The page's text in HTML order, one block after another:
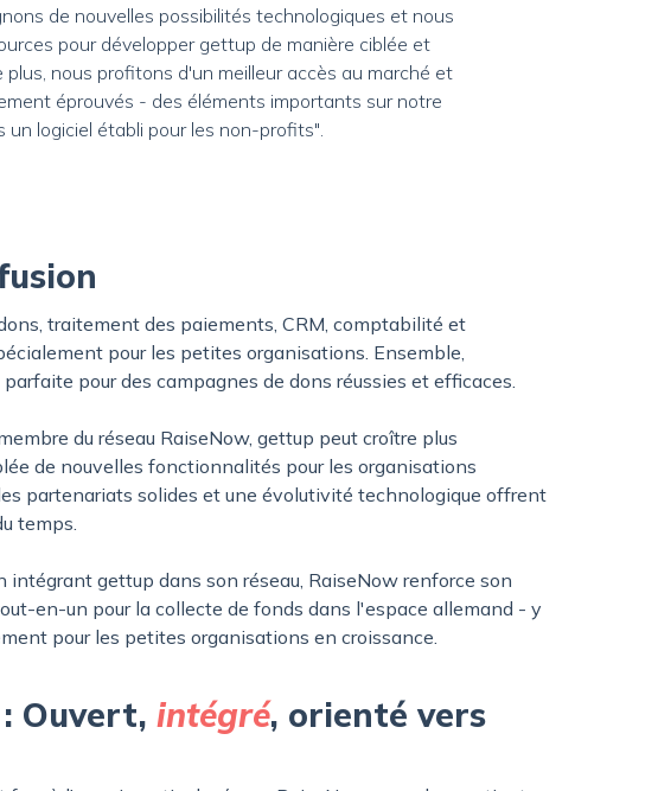
de nouvelles possibilités technologiques et nous
pour développer gettup de manière ciblée et
plus, nous profitons d'un meilleur accès au marché et
éprouvés - des éléments importants sur notre
un logiciel établi pour les non-profits".
traitement des paiements, CRM, comptabilité et
pour les petites organisations. Ensemble,
pour des campagnes de dons réussies et efficaces.
du réseau RaiseNow, gettup peut croître plus
de nouvelles fonctionnalités pour les organisations
partenariats solides et une évolutivité technologique offrent
temps.
intégrant gettup dans son réseau, RaiseNow renforce son
en-un pour la collecte de fonds dans l'espace allemand - y
pour les petites organisations en croissance.
Ouvert, intégré, orienté vers